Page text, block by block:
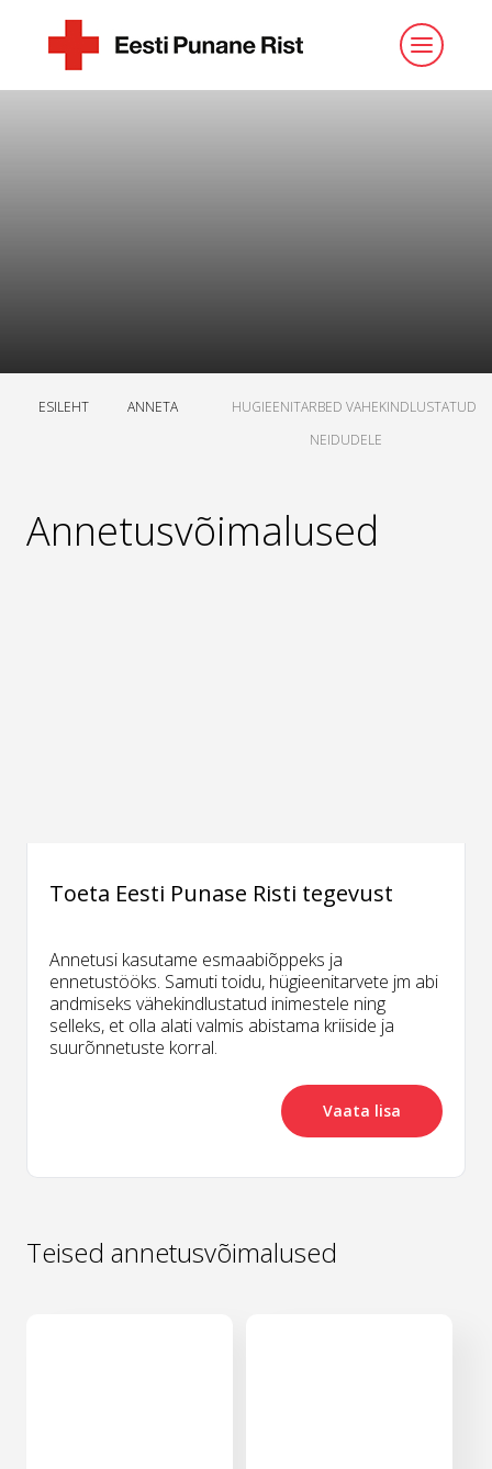
ESILEHT ANNETA
HUGIEENITARBED VAHEKINDLUSTATUD
NEIDUDELE
Annetusvõimalused
Toeta Eesti Punase Risti tegevust
Annetusi kasutame esmaabiõppeks ja
ennetustööks. Samuti toidu, hügieenitarvete jm abi
andmiseks vähekindlustatud inimestele ning
selleks, et olla alati valmis abistama kriiside ja
suurõnnetuste korral.
Vaata lisa
Teised annetusvõimalused